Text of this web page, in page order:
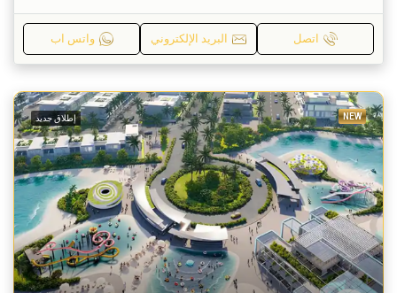
اتصل البريد الإلكتروني واتس اب
NEW إطلاق جديد